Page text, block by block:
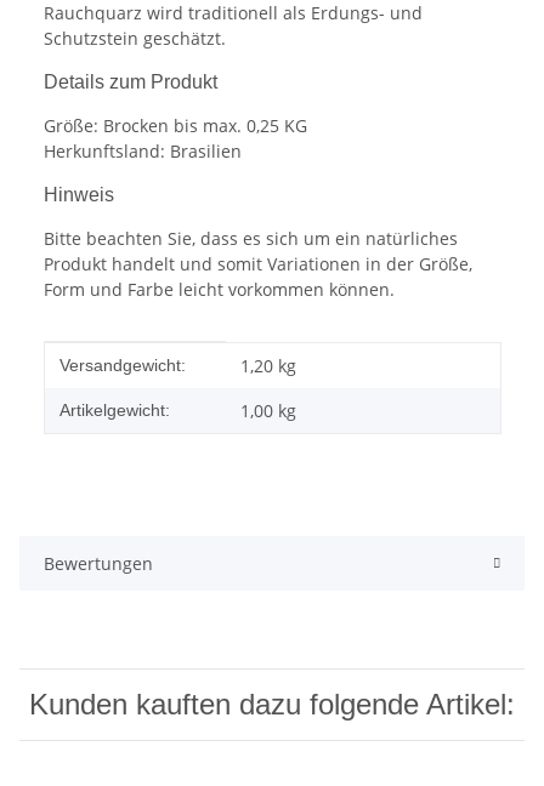
Rauchquarz wird traditionell als Erdungs- und
Schutzstein geschätzt.
Details zum Produkt
Größe: Brocken bis max. 0,25 KG
Herkunftsland: Brasilien
Hinweis
Bitte beachten Sie, dass es sich um ein natürliches
Produkt handelt und somit Variationen in der Größe,
Form und Farbe leicht vorkommen können.
Produkteigenschaft
Wert
Versandgewicht: 1,20 kg
Artikelgewicht: 1,00 kg
Bewertungen
Kunden kauften dazu folgende Artikel: